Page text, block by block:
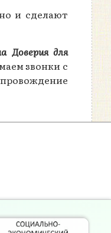
и сделают
Доверия для
звонки с